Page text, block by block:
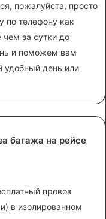
пожалуйста, просто
по телефону как
за сутки до
и поможем вам
удобный день или
багажа на рейсе
провоз
в изолированном